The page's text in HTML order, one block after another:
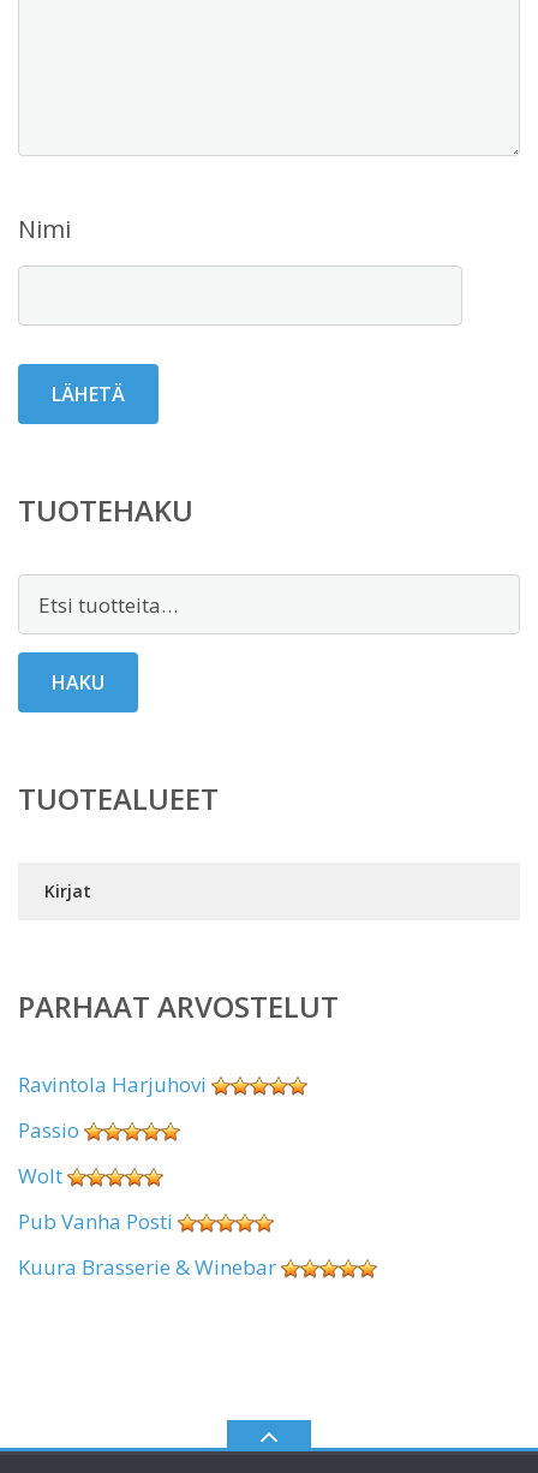
Nimi
TUOTEHAKU
HAKU
TUOTEALUEET
Kirjat
PARHAAT ARVOSTELUT
Ravintola Harjuhovi
Passio
Wolt
Pub Vanha Posti
Kuura Brasserie & Winebar